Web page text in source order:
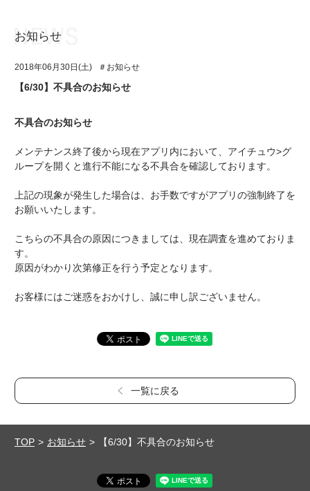
イベント・キャンペーン
ミュージック
グッズ・本
ギャラリー
アプリゲーム
イベント・キャンペーン
ミュージック
グッズ・本
ギャラリー
お知らせ
2018年06月30日(土) ＃お知らせ
【6/30】不具合のお知らせ
不具合のお知らせ
メンテナンス終了後から現在アプリ内において、アイチュウ>グ
ループを開くと進行不能になる不具合を確認しております。
上記の現象が発生した場合は、お手数ですがアプリの強制終了を
お願いいたします。
こちらの不具合の原因につきましては、現在調査を進めておりま
す。
原因がわかり次第修正を行う予定となります。
お客様にはご迷惑をおかけし、誠に申し訳ございません。
一覧に戻る
TOP お知らせ 【6/30】不具合のお知らせ